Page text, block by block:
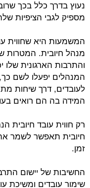
נעוץ בדרך כלל בכך
מספיק לגבי הציפיות
המשמעות היא שחווית
מנהל חיובית. המטרות
והתרבות הארגונית שלו
המנהלים יפעלו לשם
לעובדים, דרך שיחות
המידה בה הם רואים
רק חווית עובד חיובית
חיובית תאפשר לשמר
זמן.
החשיבות של יישום
שימור עובדים ומשיכת